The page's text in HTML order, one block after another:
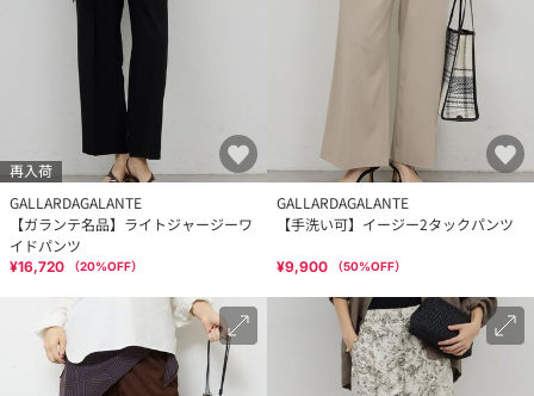
再入荷
GALLARDAGALANTE
【ガランテ名品】ライトジャージーワ
イドパンツ
¥16,720 （20%OFF）
GALLARDAGALANTE
【手洗い可】イージー2タックパンツ
¥9,900 （50%OFF）